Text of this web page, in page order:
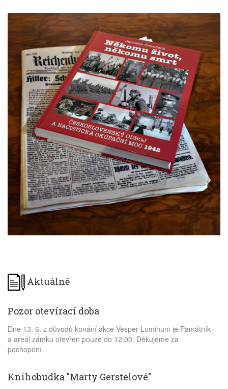
Aktuálně
Pozor otevírací doba
Dne 13. 6. z důvodů konání akce Vesper Luminum je Památník
a areál zámku otevřen pouze do 12:00. Děkujeme za
pochopení.
Knihobudka "Marty Gerstelové"